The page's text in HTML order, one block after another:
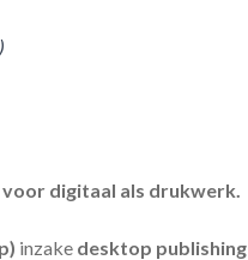
digitaal als drukwerk.
inzake desktop publishing